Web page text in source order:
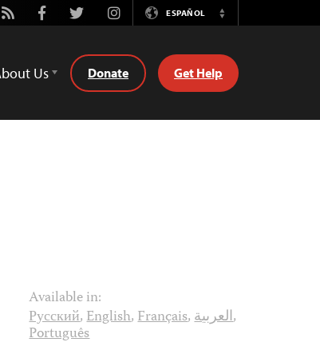
Rss FacebookTwitterInstagramESPAÑOL
Switch
Us Donate Get Help
Available in:
Русский,English,Français,العربية,
Português